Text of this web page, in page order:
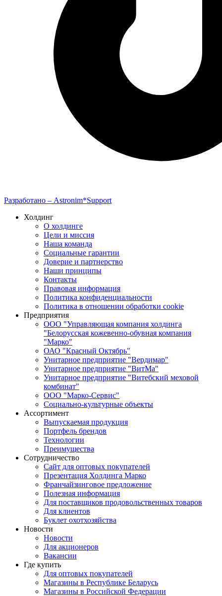
Разработано – Astronim*Support
Холдинг
О холдинге
Цели и миссия
Наша команда
Социальные гарантии
Доверие и партнерство
Наши принципы
Контакты
Правовая информация
Политика конфиденциальности
Политика в отношении обработки cookie
Предприятия
ООО "Управляющая компания холдинга
"Белорусская кожевенно-обувная компания
"Марко"
ОАО "Красный Октябрь"
Унитарное предприятие "Вердимар"
Унитарное предприятие "ВитМа"
Унитарное предприятие "Витебский меховой
комбинат"
ООО "Марко-Сервис"
Социально-культурные объекты
Ассортимент
Выпускаемая продукция
Портфель брендов
Технологии
Преимущества
Сотрудничество
Сайт для оптовых покупателей
Презентация Холдинга Марко
Франчайзинговое предложение
Полезная информация
Для поставщиков продовольственных товаров
Для клиентов
Буклет охотхозяйства
Новости
Новости
Для акционеров
Вакансии
Где купить
Для оптовых покупателей
Магазины в Республике Беларусь
Магазины в Российской Федерации